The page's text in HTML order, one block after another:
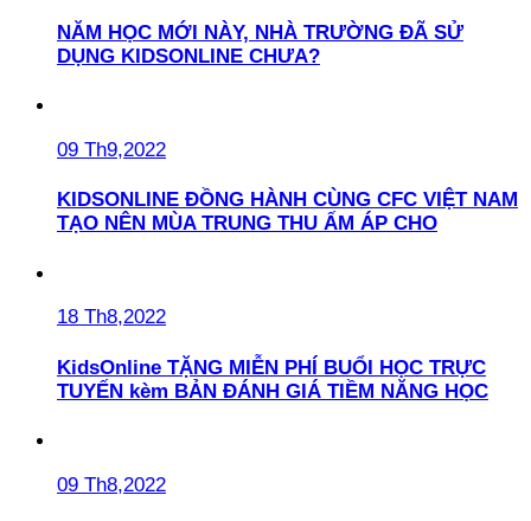
NĂM HỌC MỚI NÀY, NHÀ TRƯỜNG ĐÃ SỬ
DỤNG KIDSONLINE CHƯA?
09 Th9,2022
KIDSONLINE ĐỒNG HÀNH CÙNG CFC VIỆT NAM
TẠO NÊN MÙA TRUNG THU ẤM ÁP CHO
18 Th8,2022
KidsOnline TẶNG MIỄN PHÍ BUỔI HỌC TRỰC
TUYẾN kèm BẢN ĐÁNH GIÁ TIỀM NĂNG HỌC
09 Th8,2022